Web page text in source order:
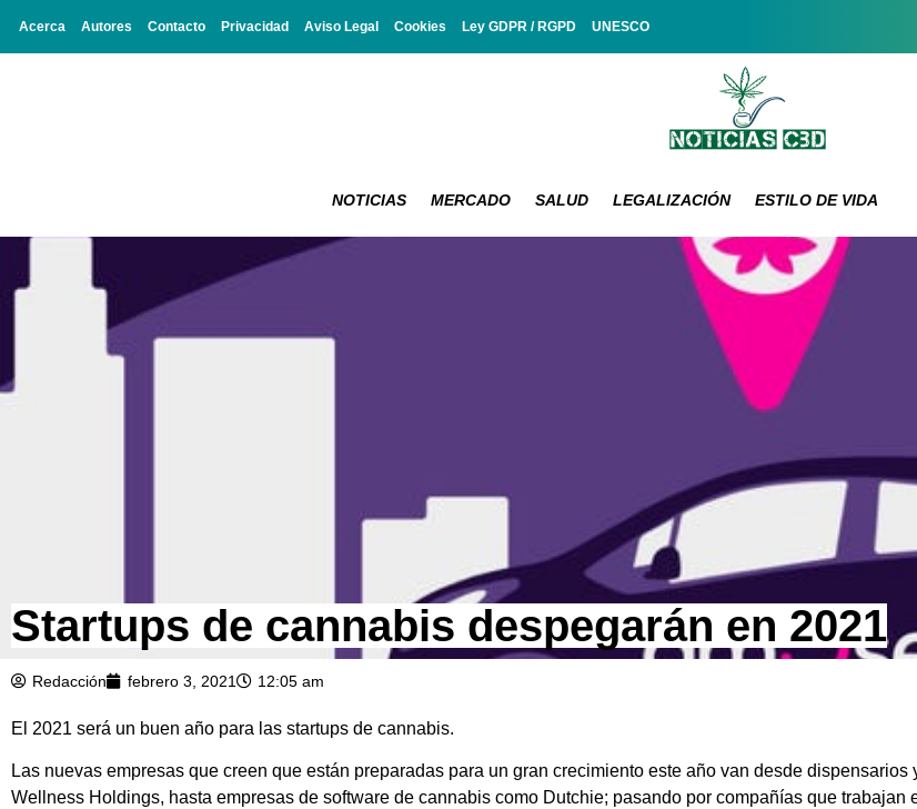
Acerca Autores Contacto Privacidad Aviso Legal Cookies Ley GDPR / RGPD UNESCO
NOTICIAS MERCADO SALUD LEGALIZACIÓN ESTILO DE VIDA
Startups de cannabis despegarán en 2021
Redacción febrero 3, 2021 12:05 am
El 2021 será un buen año para las startups de cannabis.
Las nuevas empresas que creen que están preparadas para un gran crecimiento este año van desde dispensarios
Wellness Holdings, hasta empresas de software de cannabis como Dutchie; pasando por compañías que trabajan